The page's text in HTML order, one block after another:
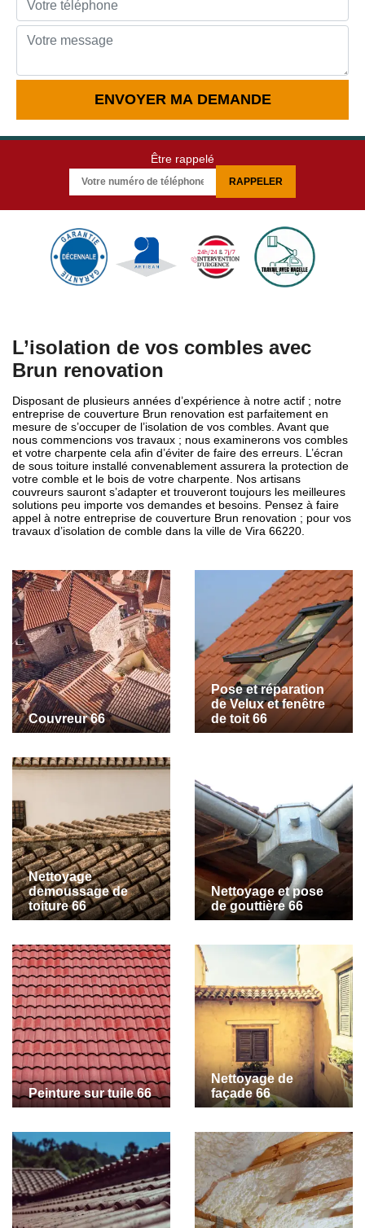
Être rappelé
L’isolation de vos combles avec
Brun renovation
Disposant de plusieurs années d’expérience à notre actif ; notre
entreprise de couverture Brun renovation est parfaitement en
mesure de s’occuper de l’isolation de vos combles. Avant que
nous commencions vos travaux ; nous examinerons vos combles
et votre charpente cela afin d’éviter de faire des erreurs. L’écran
de sous toiture installé convenablement assurera la protection de
votre comble et le bois de votre charpente. Nos artisans
couvreurs sauront s’adapter et trouveront toujours les meilleures
solutions peu importe vos demandes et besoins. Pensez à faire
appel à notre entreprise de couverture Brun renovation ; pour vos
travaux d’isolation de comble dans la ville de Vira 66220.
Couvreur 66
Pose et réparation
de Velux et fenêtre
de toit 66
Nettoyage
demoussage de
toiture 66
Nettoyage et pose
de gouttière 66
Peinture sur tuile 66
Nettoyage de
façade 66